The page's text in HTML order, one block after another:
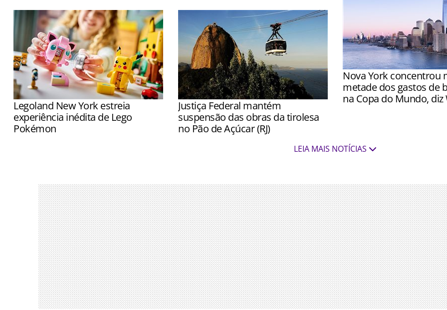
Passeios voltaram a ser realizados a partir das 8h após inspeções de ICMBio e
Marinha
Nova York concentrou
metade dos gastos de
na Copa do Mundo, diz
Legoland New York estreia
experiência inédita de Lego
Pokémon
Justiça Federal mantém
suspensão das obras da tirolesa
no Pão de Açúcar (RJ)
Desembargador afirma que impactosLEIA MAIS NOTÍCIAS